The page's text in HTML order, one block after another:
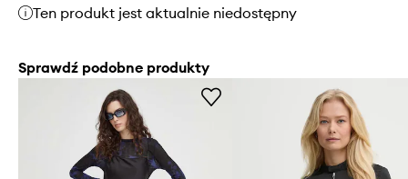
Ten produkt jest aktualnie niedostępny
Sprawdź podobne produkty